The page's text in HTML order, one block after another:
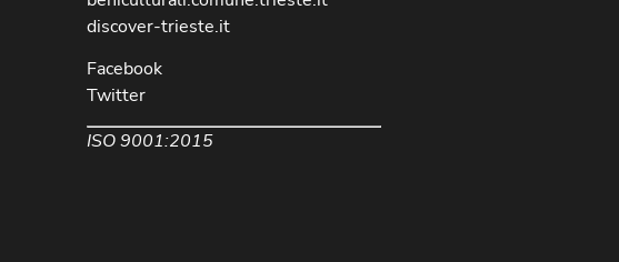
discover-trieste.it
Facebook
Twitter
ISO 9001:2015